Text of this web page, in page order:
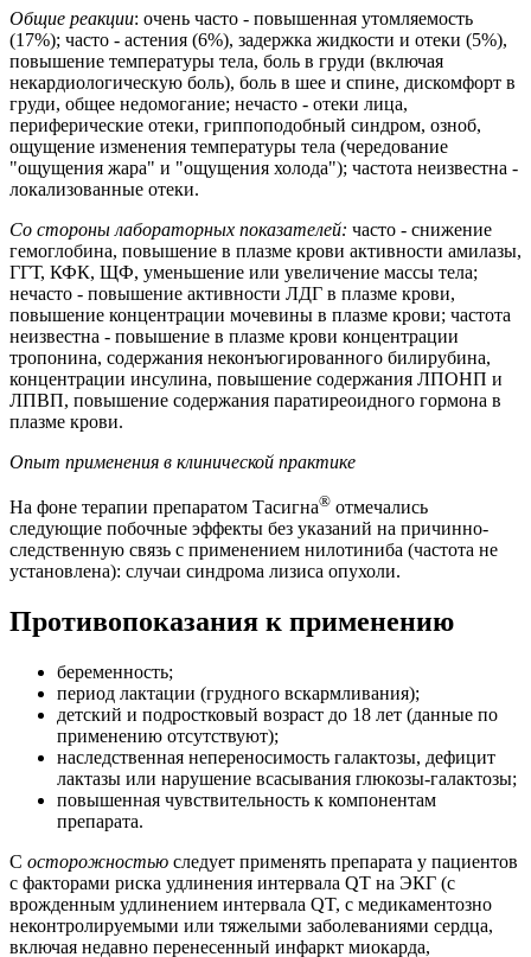
Общие реакции: очень часто - повышенная утомляемость
(17%); часто - астения (6%), задержка жидкости и отеки (5%),
повышение температуры тела, боль в груди (включая
некардиологическую боль), боль в шее и спине, дискомфорт в
груди, общее недомогание; нечасто - отеки лица,
периферические отеки, гриппоподобный синдром, озноб,
ощущение изменения температуры тела (чередование
"ощущения жара" и "ощущения холода"); частота неизвестна -
локализованные отеки.
Со стороны лабораторных показателей: часто - снижение
гемоглобина, повышение в плазме крови активности амилазы,
ГГТ, КФК, ЩФ, уменьшение или увеличение массы тела;
нечасто - повышение активности ЛДГ в плазме крови,
повышение концентрации мочевины в плазме крови; частота
неизвестна - повышение в плазме крови концентрации
тропонина, содержания неконъюгированного билирубина,
концентрации инсулина, повышение содержания ЛПОНП и
ЛПВП, повышение содержания паратиреоидного гормона в
плазме крови.
Опыт применения в клинической практике
На фоне терапии препаратом Тасигна® отмечались
следующие побочные эффекты без указаний на причинно-
следственную связь с применением нилотиниба (частота не
установлена): случаи синдрома лизиса опухоли.
Противопоказания к применению
беременность;
период лактации (грудного вскармливания);
детский и подростковый возраст до 18 лет (данные по
применению отсутствуют);
наследственная непереносимость галактозы, дефицит
лактазы или нарушение всасывания глюкозы-галактозы;
повышенная чувствительность к компонентам
препарата.
С осторожностью следует применять препарата у пациентов
с факторами риска удлинения интервала QT на ЭКГ (с
врожденным удлинением интервала QT, с медикаментозно
неконтролируемыми или тяжелыми заболеваниями сердца,
включая недавно перенесенный инфаркт миокарда,